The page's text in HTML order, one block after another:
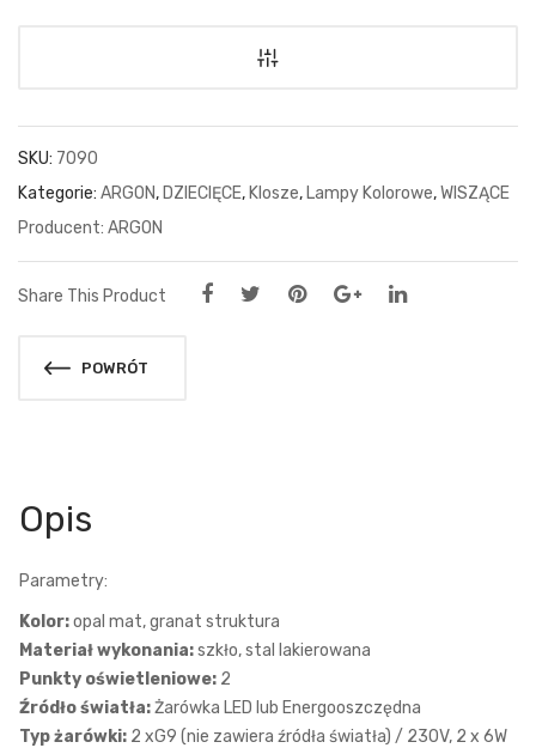
SKU: 7090
Kategorie: ARGON, DZIECIĘCE, Klosze, Lampy Kolorowe,WISZĄCE
ARGON
Share This Product
POWRÓT
Opis
Parametry:
Kolor:opal mat, granat struktura
Materiał wykonania:szkło, stal lakierowana
Punkty oświetleniowe: 2
Źródło światła:Żarówka LED lub Energooszczędna
Typ żarówki: 2 xG9 (nie zawiera źródła światła) / 230V, 2 x 6W